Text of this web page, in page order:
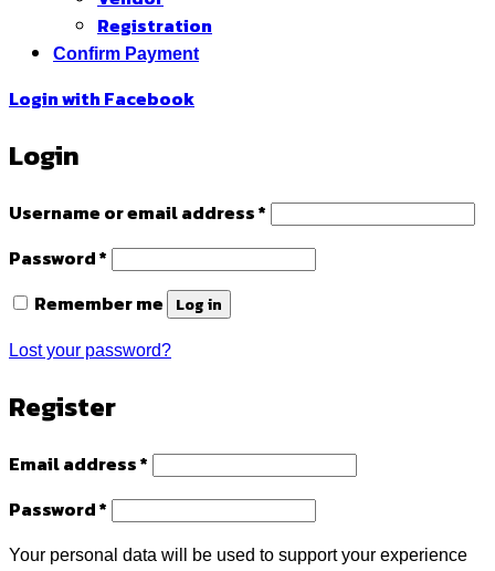
Registration
Confirm Payment
Login with Facebook
Login
Username or email address* Required
Password* Required
Remember me
Log in
Lost your password?
Register
Email address* Required
Password* Required
Your personal data will be used to support your experience